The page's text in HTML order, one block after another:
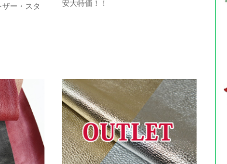
ザー・スタ
安大特価！！